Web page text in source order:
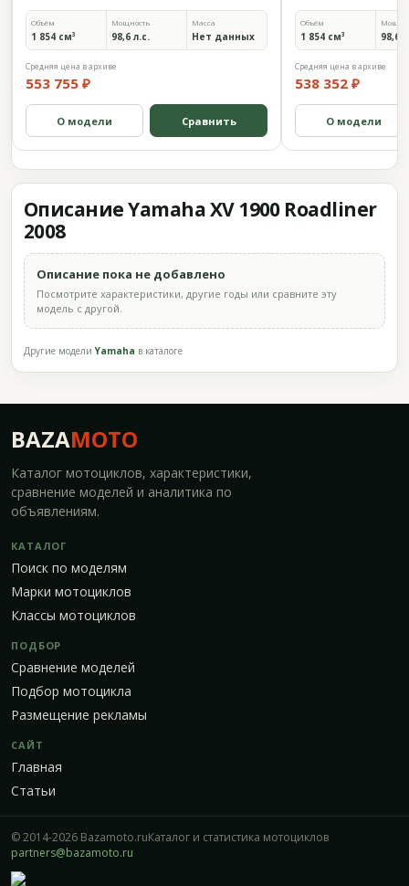
Объём
1 854 см³
Мощность
98,6 л.с.
Масса
Нет данных
Средняя цена в архиве
553 755 ₽
О модели Сравнить
Объём
1 854 см³ 98,6
Средняя цена в архиве
538 352 ₽
О модели
Описание Yamaha XV 1900 Roadliner
2008
Описание пока не добавлено
Посмотрите характеристики, другие годы или сравните эту
модель с другой.
Другие моделиYamaha в каталоге
BAZAMOTO
Каталог мотоциклов, характеристики,
сравнение моделей и аналитика по
объявлениям.
КАТАЛОГ
Поиск по моделям
Марки мотоциклов
Классы мотоциклов
ПОДБОР
Сравнение моделей
Подбор мотоцикла
Размещение рекламы
САЙТ
Главная
Статьи
© 2014-2026 Bazamoto.ruКаталог и статистика мотоциклов
partners@bazamoto.ru